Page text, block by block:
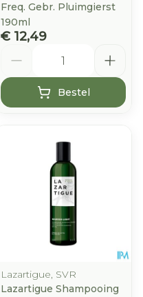
Freq. Gebr. Pluimgierst
190ml
€ 12,49
Bestel
Lazartigue, SVR
Lazartigue Shampooing